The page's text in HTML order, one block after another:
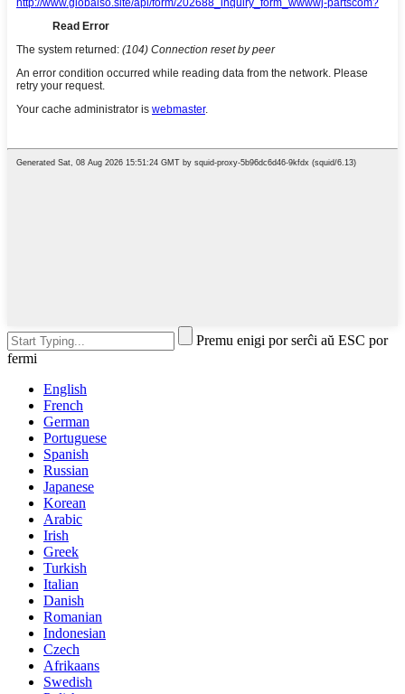
Premu enigi por serĉi aŭ ESC por
fermi
English
French
German
Portuguese
Spanish
Russian
Japanese
Korean
Arabic
Irish
Greek
Turkish
Italian
Danish
Romanian
Indonesian
Czech
Afrikaans
Swedish